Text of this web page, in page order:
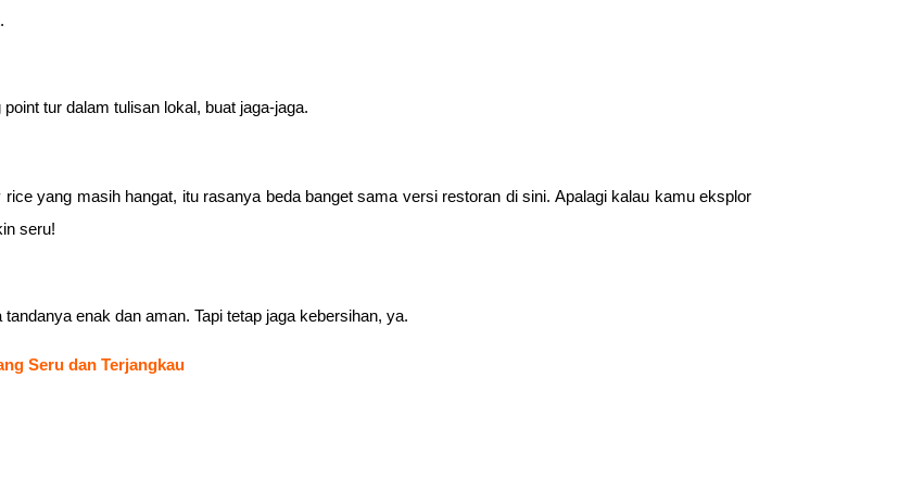
tur dalam tulisan lokal, buat jaga-jaga.
yang masih hangat, itu rasanya beda banget sama versi restoran di sini. Apalagi kalau kamu eksplor
seru!
enak dan aman. Tapi tetap jaga kebersihan, ya.
Seru dan Terjangkau